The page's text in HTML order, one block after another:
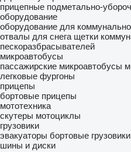
прицепные подметально-
оборудование
оборудование для
отвалы для снега щетки
пескоразбрасывателей
микроавтобусы
пассажирские микроавтобусы
легковые фургоны
прицепы
бортовые прицепы
мототехника
скутеры мотоциклы
грузовики
эвакуаторы бортовые грузовики
шины и диски